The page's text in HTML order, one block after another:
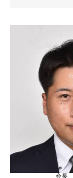
会長